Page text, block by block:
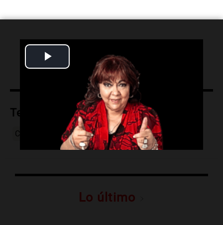
Video
Temas
Cosquín festival-nacional-de-folklore
Lo último